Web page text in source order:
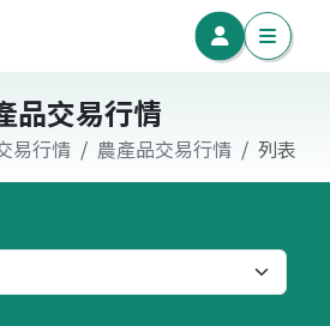
品交易行情
易行情 農產品交易行情 列表